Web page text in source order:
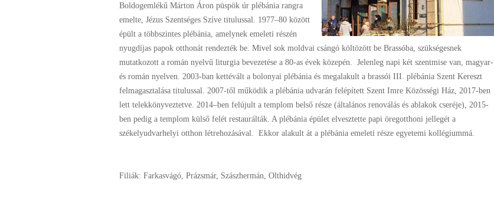
Boldogemlékű Márton Áron püspök úr plébánia rangra
emelte, Jézus Szentséges Szíve titulussal. 1977–80 között
épült a többszintes plébánia, amelynek emeleti részén
nyugdíjas papok otthonát rendezték be. Mivel sok moldvai csángó költözött be Brassóba, szükségesnek
mutatkozott a román nyelvű liturgia bevezetése a 80-as évek közepén. Jelenleg napi két szentmise van, magyar-
és román nyelven. 2003-ban kettévált a bolonyai plébánia és megalakult a brassói III. plébánia Szent Kereszt
felmagasztalása titulussal. 2007-től működik a plébánia udvarán felépített Szent Imre Közösségi Ház, 2017-ben
lett telekkönyveztetve. 2014–ben felújult a templom belső része (általános renoválás és ablakok cseréje), 2015-
ben pedig a templom külső felét restaurálták. A plébánia épület elvesztette papi öregotthoni jellegét a
székelyudvarhelyi otthon létrehozásával. Ekkor alakult át a plébánia emeleti része egyetemi kollégiummá.
Filiák: Farkasvágó, Prázsmár, Szászhermán, Olthidvég